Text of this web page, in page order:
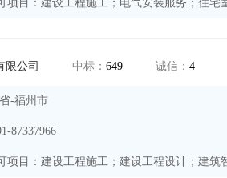
限公司 中标： 649 诚信： 4
-福州市
87337966